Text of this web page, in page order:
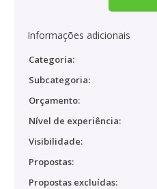
Informações adicionais
Categoria:
Subcategoria:
Orçamento:
Nível de experiência:
Visibilidade:
Propostas:
Propostas excluídas: